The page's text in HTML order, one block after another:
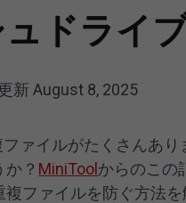
ドライ
新 August 8, 2025
ァイルがたくさんあ
？ MiniTool からのこの
複ファイルを防ぐ方法